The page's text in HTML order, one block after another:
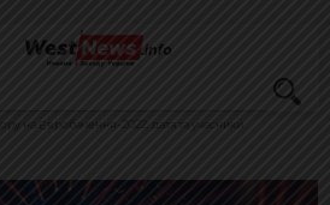
на Євробачення-2022: дата та учасники